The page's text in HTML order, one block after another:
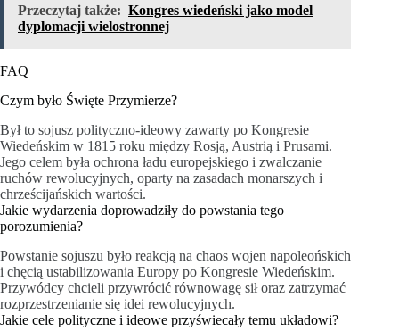
Przeczytaj także: Kongres wiedeński jako model
dyplomacji wielostronnej
FAQ
Czym było Święte Przymierze?
Był to sojusz polityczno-ideowy zawarty po Kongresie
Wiedeńskim w 1815 roku między Rosją, Austrią i Prusami.
Jego celem była ochrona ładu europejskiego i zwalczanie
ruchów rewolucyjnych, oparty na zasadach monarszych i
chrześcijańskich wartości.
Jakie wydarzenia doprowadziły do powstania tego
porozumienia?
Powstanie sojuszu było reakcją na chaos wojen napoleońskich
i chęcią ustabilizowania Europy po Kongresie Wiedeńskim.
Przywódcy chcieli przywrócić równowagę sił oraz zatrzymać
rozprzestrzenianie się idei rewolucyjnych.
Jakie cele polityczne i ideowe przyświecały temu układowi?